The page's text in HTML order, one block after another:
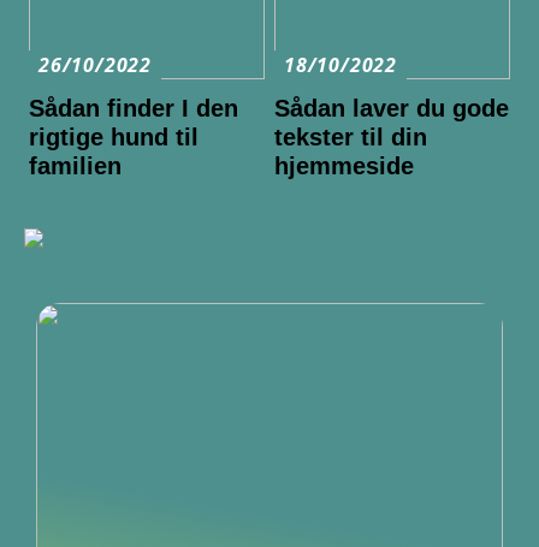
26/10/2022
Sådan finder I den
rigtige hund til
familien
18/10/2022
Sådan laver du gode
tekster til din
hjemmeside